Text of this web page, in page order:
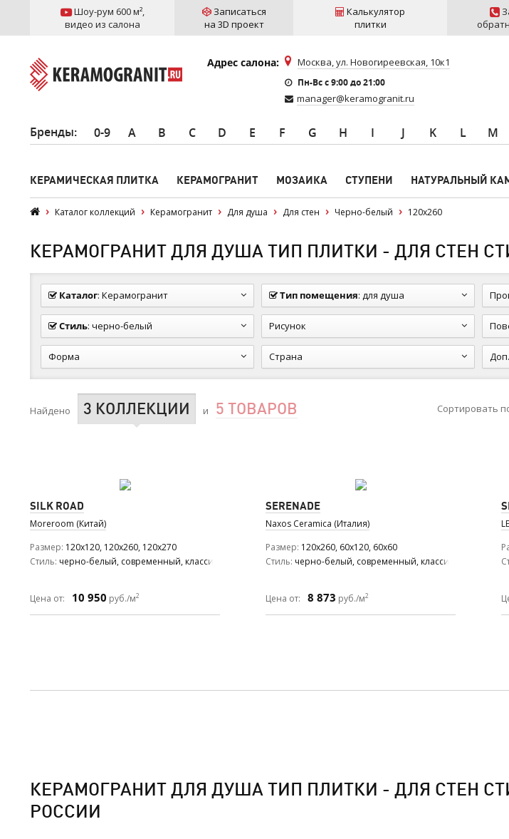
Шоу-рум 600 м²,
видео из салона
Записаться
на 3D проект
Калькулятор
плитки
Адрес салона: Москва, ул. Новогиреевская, 10к1
Пн-Вс c 9:00 до 21:00
manager@keramogranit.ru
Бренды: 0-9 A B C D E F G H I J K L M
КЕРАМИЧЕСКАЯ ПЛИТКА КЕРАМОГРАНИТ МОЗАИКА СТУПЕНИ НАТУРАЛЬНЫЙ
Каталог коллекций Керамогранит Для душа Для стен Черно-белый 120x260
КЕРАМОГРАНИТ ДЛЯ ДУША ТИП ПЛИТКИ - ДЛЯ СТЕН
Каталог: Керамогранит Тип помещения: для душа
Стиль: черно-белый Рисунок
Форма Страна
Найдено 3 КОЛЛЕКЦИИ и 5 ТОВАРОВ Сортировать
SILK ROAD
Moreroom (Китай)
Размер 120x120, 120x260, 120x270
Стиль черно-белый, современный, классический
Цена от: 10 950 руб./м2
SERENADE
Naxos Ceramica (Италия)
Размер 120x260, 60x120, 60x60
Стиль черно-белый, современный, классический,
Цена от: 8 873 руб./м2
КЕРАМОГРАНИТ ДЛЯ ДУША ТИП ПЛИТКИ - ДЛЯ СТЕН
РОССИИ